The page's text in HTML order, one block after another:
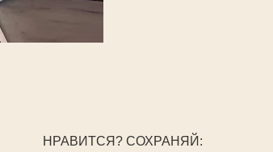
НРАВИТСЯ? СОХРАНЯЙ: